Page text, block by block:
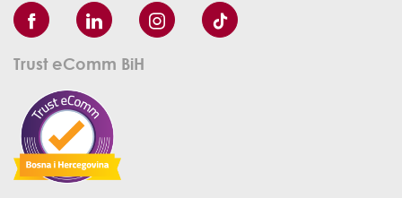
Trust eComm BiH